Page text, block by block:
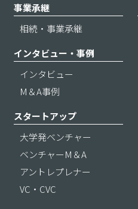
事業承継
相続・事業承継
インタビュー・事例
インタビュー
M＆A事例
スタートアップ
大学発ベンチャー
ベンチャーM＆A
アントレプレナー
VC・CVC